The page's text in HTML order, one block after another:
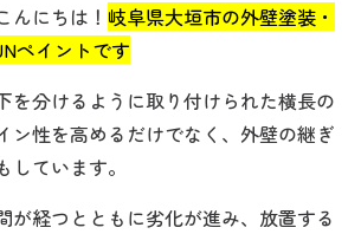
んにちは！ 岐阜県大垣市の外壁塗装・
ペイントです
を分けるように取り付けられた横長の
ン性を高めるだけでなく、外壁の継ぎ
しています。
が経つとともに劣化が進み、放置する